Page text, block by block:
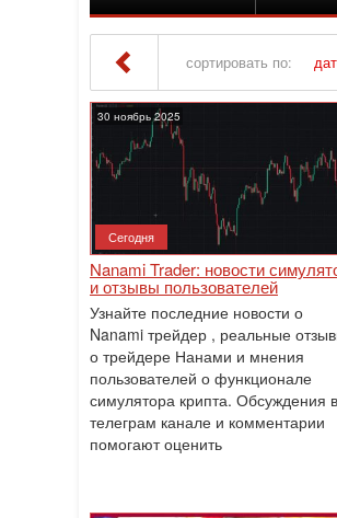
сортировать по:
» Материалы
30 ноябрь 2025
Сегодня
Nanami Trader: новости
и отзывы пользователей
Узнайте последние новости о
Nanami трейдер , реальные
о трейдере Нанами и мнения
пользователей о функционале
симулятора крипта. Обсуждения в
телеграм канале и комментарии
помогают оценить